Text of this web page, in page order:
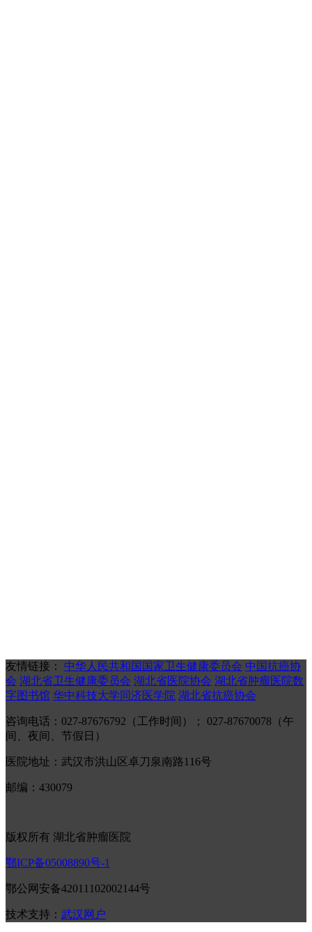
友情链接： 中华人民共和国国家卫生健康委员会 中国抗癌协
会 湖北省卫生健康委员会 湖北省医院协会 湖北省肿瘤医院数
字图书馆 华中科技大学同济医学院 湖北省抗癌协会
咨询电话：027-87676792（工作时间）； 027-87670078（午
间、夜间、节假日）
医院地址：武汉市洪山区卓刀泉南路116号
邮编：430079
版权所有 湖北省肿瘤医院
鄂ICP备05008890号-1
鄂公网安备42011102002144号
技术支持： 武汉网户